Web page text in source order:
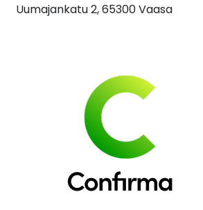
Uumajankatu 2, 65300 Vaasa